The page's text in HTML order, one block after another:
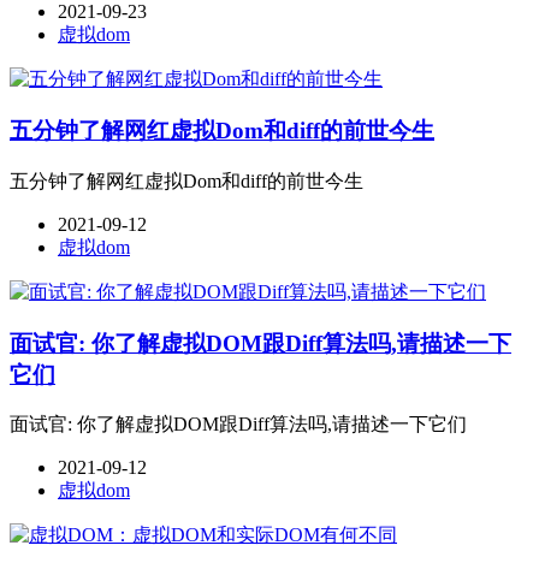
2021-09-23
虚拟dom
五分钟了解网红虚拟Dom和diff的前世今生
五分钟了解网红虚拟Dom和diff的前世今生
2021-09-12
虚拟dom
面试官: 你了解虚拟DOM跟Diff算法吗,请描述一下
它们
面试官: 你了解虚拟DOM跟Diff算法吗,请描述一下它们
2021-09-12
虚拟dom